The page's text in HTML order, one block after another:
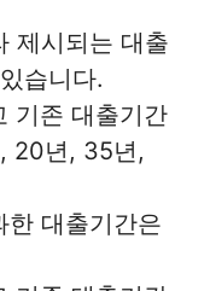
제시되는 대출
습니다.
기존 대출기간
20년, 35년,
한 대출기간은